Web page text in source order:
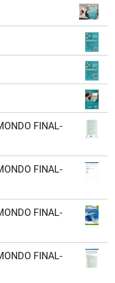
FINAL-
FINAL-
FINAL-
FINAL-